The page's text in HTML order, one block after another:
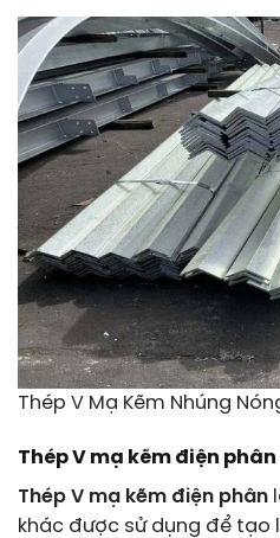
Thép V Mạ Kẽm Nhúng
Thép V mạ kẽm điện phân
Thép V mạ kẽm điện phân
khác được sử dụng để tạo